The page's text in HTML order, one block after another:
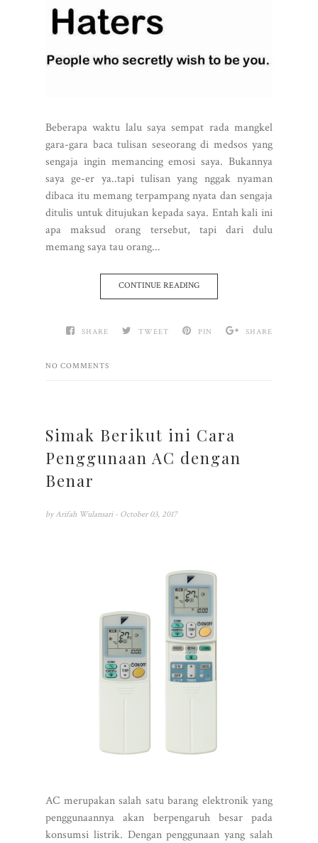
Beberapa waktu lalu saya sempat rada mangkel
gara-gara baca tulisan seseorang di medsos yang
sengaja ingin memancing emosi saya. Bukannya
saya ge-er ya..tapi tulisan yang nggak nyaman
dibaca itu memang terpampang nyata dan sengaja
ditulis untuk ditujukan kepada saya. Entah kali ini
apa maksud orang tersebut, tapi dari dulu
memang saya tau orang...
CONTINUE READING
SHARE TWEET PIN SHARE
NO COMMENTS
Simak Berikut ini Cara
Penggunaan AC dengan
Benar
by Arifah Wulansari - October 03, 2017
AC merupakan salah satu barang elektronik yang
penggunaannya akan berpengaruh besar pada
konsumsi listrik. Dengan penggunaan yang salah